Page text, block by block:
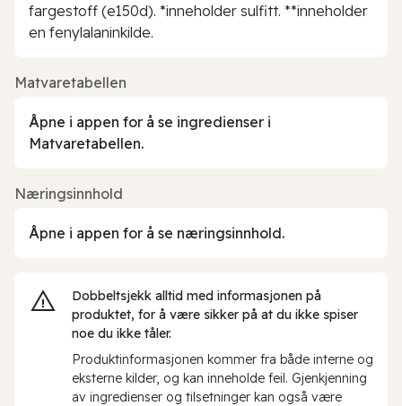
fargestoff (e150d). *inneholder sulfitt. **inneholder
en fenylalaninkilde.
Matvaretabellen
Åpne i appen for å se ingredienser i
Matvaretabellen.
Næringsinnhold
Åpne i appen for å se næringsinnhold.
Dobbeltsjekk alltid med informasjonen på
produktet, for å være sikker på at du ikke spiser
noe du ikke tåler.
Produktinformasjonen kommer fra både interne og
eksterne kilder, og kan inneholde feil. Gjenkjenning
av ingredienser og tilsetninger kan også være